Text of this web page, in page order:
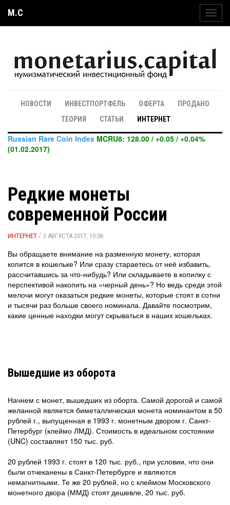
M.C
НОВОСТИ ИНВЕСТПОРТФЕЛЬ ОФЕРТА
ПРОДАНО
ТЕОРИЯ
СТАТЬИ ИНТЕРНЕТ
Russian Rare Coin Index MCRU8: 128.00 / +0.05 / +0.04%
(01.02.2017)
Редкие монеты
современной России
ИНТЕРНЕТ / 3 АВГУСТА 2017, 10:06
Вы обращаете внимание на разменную монету, которая
копится в кошельке? Или сразу стараетесь от неё избавить,
рассчитавшись за что-нибудь? Или складываете в копилку с
перспективой накопить на «черный день»? Но ведь среди этой
мелочи могут оказаться редкие монеты, которые стоят в сотни
и тысячи раз больше своего номинала. Давайте посмотрим,
какие ценные находки могут скрываться в наших кошельках.
Вышедшие из оборота
Начнем с монет, вышедших из оборта. Самой дорогой и самой
желанной является биметаллическая монета номинантом в 50
рублей г., выпущенная в 1993 г. монетным двором г. Санкт-
Петербург (клеймо ЛМД). Стоимость в идеальном состоянии
(UNC) составляет 150 тыс. руб.
20 рублей 1993 г. стоят в 120 тыс. руб., при условии, что они
были отчеканены в Санкт-Петербурге и являются
немагнитными. Те же 20 рублей, но с клеймом Московского
монетного двора (ММД) стоят дешевле, 20 тыс. руб.